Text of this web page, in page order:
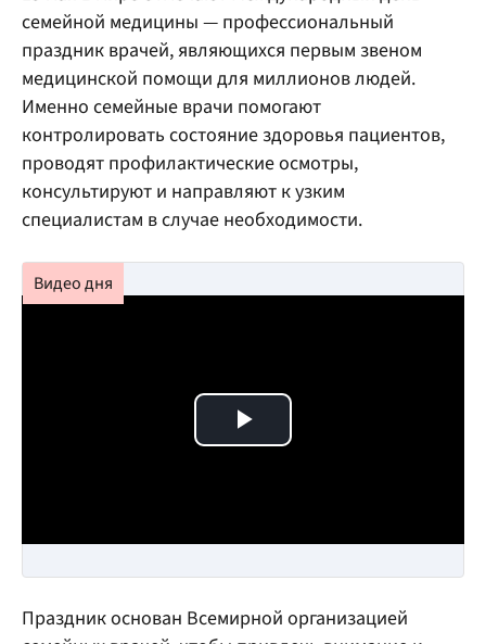
семейной медицины — профессиональный
праздник врачей, являющихся первым звеном
медицинской помощи для миллионов людей.
Именно семейные врачи помогают
контролировать состояние здоровья пациентов,
проводят профилактические осмотры,
консультируют и направляют к узким
специалистам в случае необходимости.
Play Video
Праздник основан Всемирной организацией